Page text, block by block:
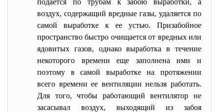
подается по трубам к забою выработки, а
воздух, содержащий вредные газы, удаляется по
самой выработке к ее устью. Призабойное
пространство быстро очищается от вредных или
ядовитых газов, однако выработка в течение
некоторого времени еще заполнена ими и
поэтому в самой выработке на протяжении
всего времени ее вентиляции нельзя работать.
Для того, чтобы работающий вентилятор не
засасывал воздух, выходящий из забоя